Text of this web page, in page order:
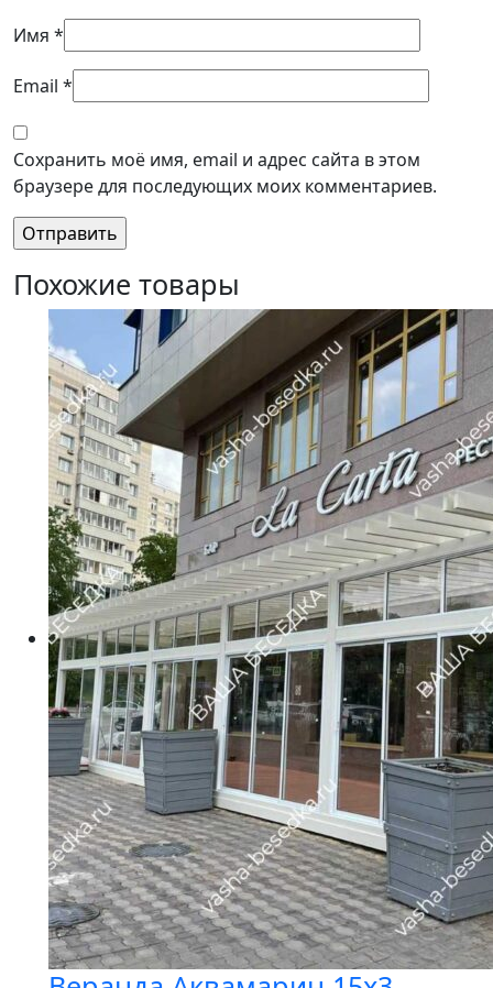
Имя *
Email *
Сохранить моё имя, email и адрес сайта в этом
браузере для последующих моих комментариев.
Похожие товары